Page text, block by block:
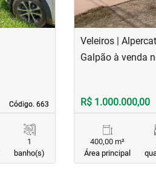
Código. 663
Código. 663
1
banho(s)
Veleiros |
Galpão à venda
R$ 1.000.000,00
400,00 m²
Área principal